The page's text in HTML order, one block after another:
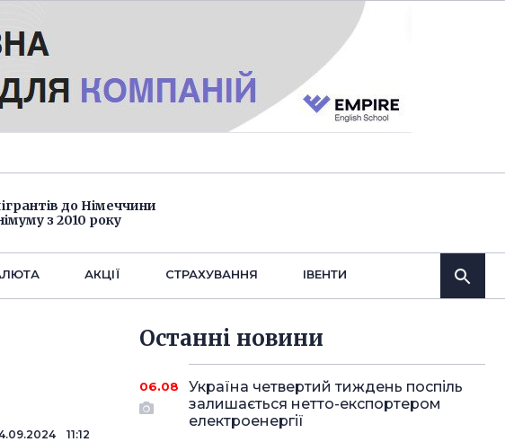
до Німеччини
з 2010 року
АКЦІЇ СТРАХУВАННЯ IВЕНТИ
11:12
Останнi новини
06.08
Україна четвертий тиждень поспіль
залишається нетто-експортером
електроенергії